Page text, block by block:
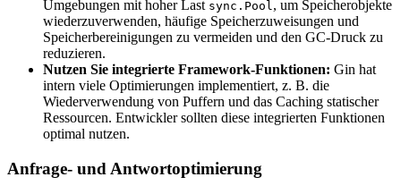
Umgebungen mit hoher Last sync.Pool, um Speicherobjekte
wiederzuverwenden, häufige Speicherzuweisungen und
Speicherbereinigungen zu vermeiden und den GC-Druck zu
reduzieren.
Nutzen Sie integrierte Framework-Funktionen: Gin hat
intern viele Optimierungen implementiert, z. B. die
Wiederverwendung von Puffern und das Caching statischer
Ressourcen. Entwickler sollten diese integrierten Funktionen
optimal nutzen.
Anfrage- und Antwortoptimierung